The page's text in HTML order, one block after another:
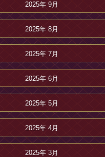
2025年 9月
2025年 8月
2025年 7月
2025年 6月
2025年 5月
2025年 4月
2025年 3月